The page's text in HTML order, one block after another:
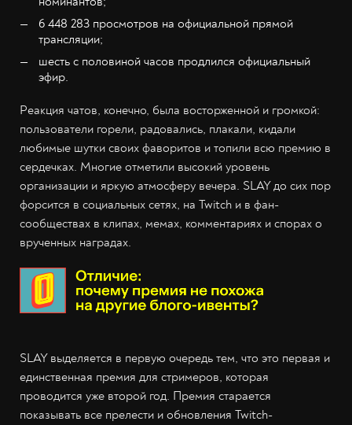
6 448 283 просмотров на официальной прямой
трансляции;
шесть с половиной часов продлился официальный
эфир.
Реакция чатов, конечно, была восторженной и громкой:
пользователи горели, радовались, плакали, кидали
любимые шутки своих фаворитов и топили всю премию в
сердечках. Многие отметили высокий уровень
организации и яркую атмосферу вечера. SLAY до сих пор
форсится в социальных сетях, на Twitch и в фан-
сообществах в клипах, мемах, комментариях и спорах о
врученных наградах.
SLAY выделяется в первую очередь тем, что это первая и
единственная премия для стримеров, которая
проводится уже второй год. Премия старается
показывать все прелести и обновления Twitch-